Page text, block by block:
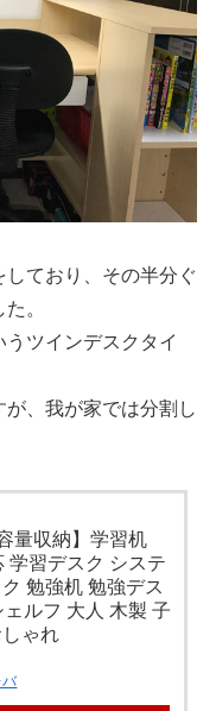
ており、その半分ぐ
。
ツインデスクタイ
、我が家では分割し
量収納】学習机
学習デスク システ
勉強机 勉強デス
ルフ 大人 木製 子
ゃれ
バ